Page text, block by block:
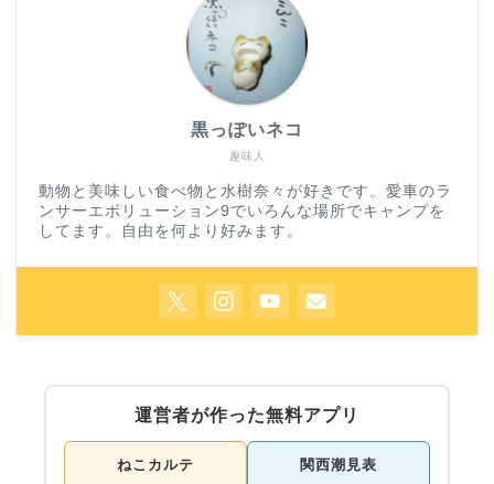
趣味人
黒っぽいネコ
動物と美味しい食べ物と水樹奈々が好きです。愛車のラ
ンサーエボリューション9でいろんな場所でキャンプを
してます。自由を何より好みます。
運営者が作った無料アプリ
ねこカルテ 関西潮見表